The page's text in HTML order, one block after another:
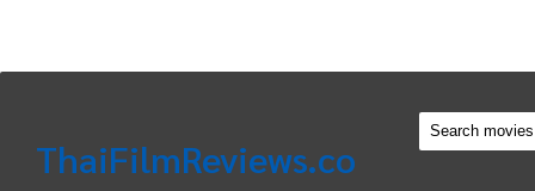
ThaiFilmReviews.co